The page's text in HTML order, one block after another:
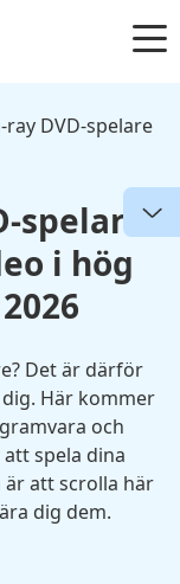
ray DVD-spelare
spelare
i hög
Det är därför
Här kommer
och
spela dina
är att scrolla här
dig dem.